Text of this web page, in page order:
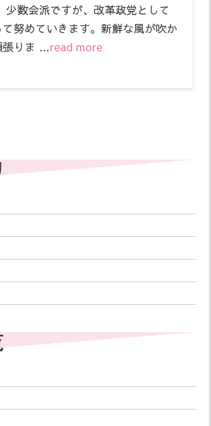
少数会派ですが、改革政党として
努めていきます。新鮮な風が吹か
張りま …read more